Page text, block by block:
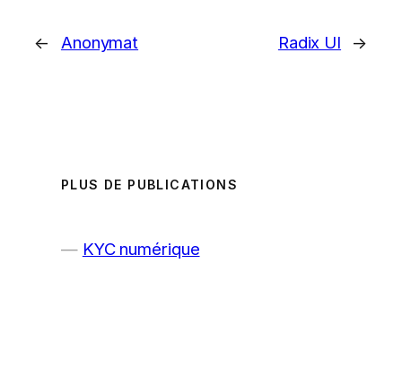
← Anonymat Radix UI →
PLUS DE PUBLICATIONS
KYC numérique